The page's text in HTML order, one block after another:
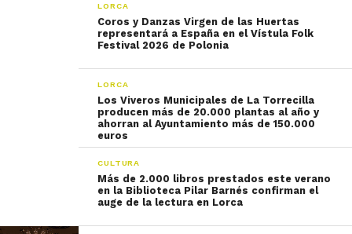
LORCA
Coros y Danzas Virgen de las Huertas
representará a España en el Vístula Folk
Festival 2026 de Polonia
LORCA
Los Viveros Municipales de La Torrecilla
producen más de 20.000 plantas al año y
ahorran al Ayuntamiento más de 150.000
euros
CULTURA
Más de 2.000 libros prestados este verano
en la Biblioteca Pilar Barnés confirman el
auge de la lectura en Lorca